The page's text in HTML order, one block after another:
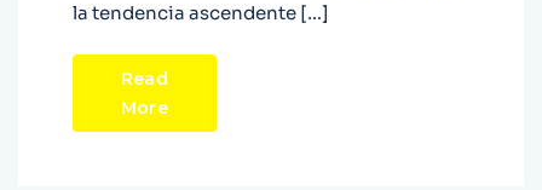
la tendencia ascendente […]
Read
More